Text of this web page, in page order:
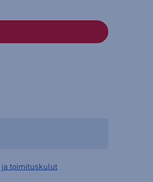
ja toimituskulut